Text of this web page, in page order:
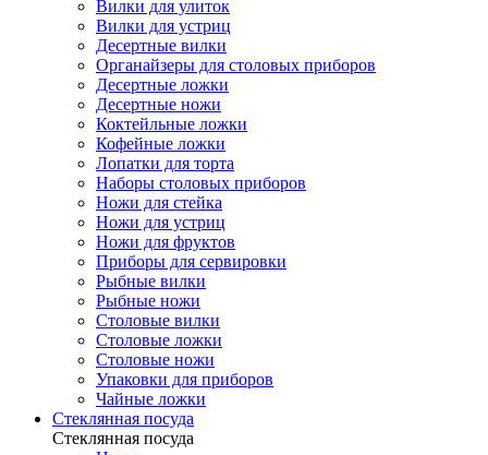
Вилки для улиток
Вилки для устриц
Десертные вилки
Органайзеры для столовых приборов
Десертные ложки
Десертные ножи
Коктейльные ложки
Кофейные ложки
Лопатки для торта
Наборы столовых приборов
Ножи для стейка
Ножи для устриц
Ножи для фруктов
Приборы для сервировки
Рыбные вилки
Рыбные ножи
Столовые вилки
Столовые ложки
Столовые ножи
Упаковки для приборов
Чайные ложки
Стеклянная посуда
Стеклянная посуда